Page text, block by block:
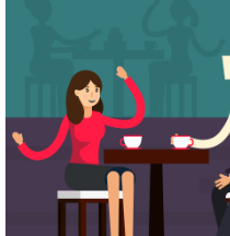
¿Cómo
dinero
¿Cómo